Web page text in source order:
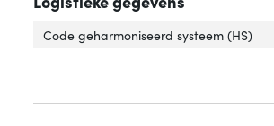
Code geharmoniseerd systeem (HS)